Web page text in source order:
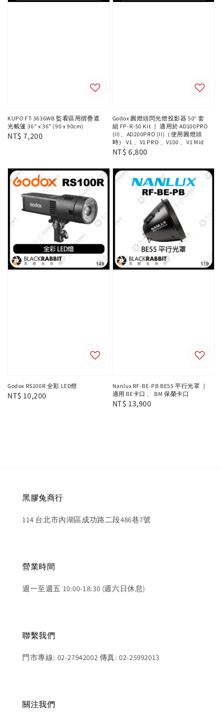
KUPO FT-3636WB 監看區用摺疊遮
光帳篷 36" x 36" (90 x 90cm)
Regular
NT$ 7,200
Godox 圓燈頭閃光燈投影器 50° 套
組 FP-R-50 Kit ｜ 適用於 AD100PRO
(II)、AD200PRO (II)（使用圓燈頭
時） V1 、V1 PRO 、V100 、V1 Mid
Regular
NT$ 6,800
Godox RS100R 全彩 LED燈
Regular
NT$ 10,200
Nanlux RF-BE-PB BE55 平行光罩 ｜
適用 BE卡口 、 BM 保榮卡口
Regular
NT$ 13,900
黑膠兔商行
114 台北市內湖區成功路二段486巷7號
營業時間
週一至週五 10:00-18:30 (週六日休息)
聯繫我們
門市專線: 02-27942002 傳真: 02-25992013
關注我們